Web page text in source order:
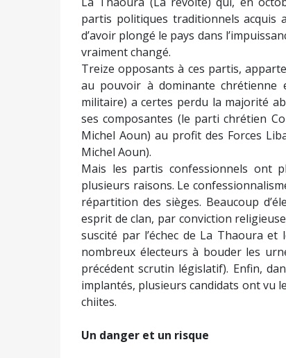
partis politiques traditionnels acquis
d’avoir plongé le pays dans
vraiment changé.
Treize opposants à ces partis,
au pouvoir à dominante
militaire) a certes perdu la majorité
ses composantes (le parti chrétien
Michel Aoun) au profit des Forces
Michel Aoun).
Mais les partis confessionnels ont
plusieurs raisons. Le
répartition des sièges. Beaucoup
esprit de clan, par conviction
suscité par l’échec de La Thaoura
nombreux électeurs à bouder les
précédent scrutin législatif). Enfin,
implantés, plusieurs candidats ont vu
chiites.
Un danger et un risque